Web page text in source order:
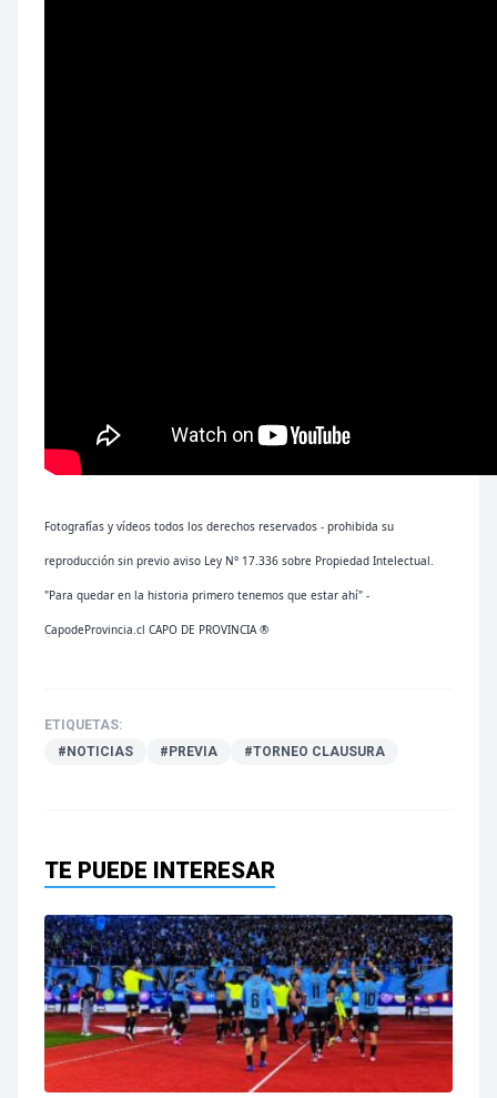
Fotografías y vídeos todos los derechos reservados - prohibida su
reproducción sin previo aviso Ley N° 17.336 sobre Propiedad Intelectual.
"Para quedar en la historia primero tenemos que estar ahí" -
CapodeProvincia.cl CAPO DE PROVINCIA ®
ETIQUETAS:
#NOTICIAS
#PREVIA #TORNEO CLAUSURA
TE PUEDE INTERESAR